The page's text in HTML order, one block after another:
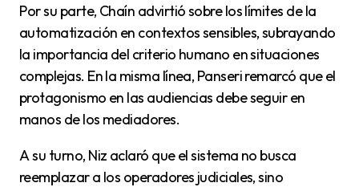
Por su parte, Chaín advirtió sobre los límites de la
automatización en contextos sensibles, subrayando
la importancia del criterio humano en situaciones
complejas. En la misma línea, Panseri remarcó que el
protagonismo en las audiencias debe seguir en
manos de los mediadores.
A su turno, Niz aclaró que el sistema no busca
reemplazar a los operadores judiciales, sino